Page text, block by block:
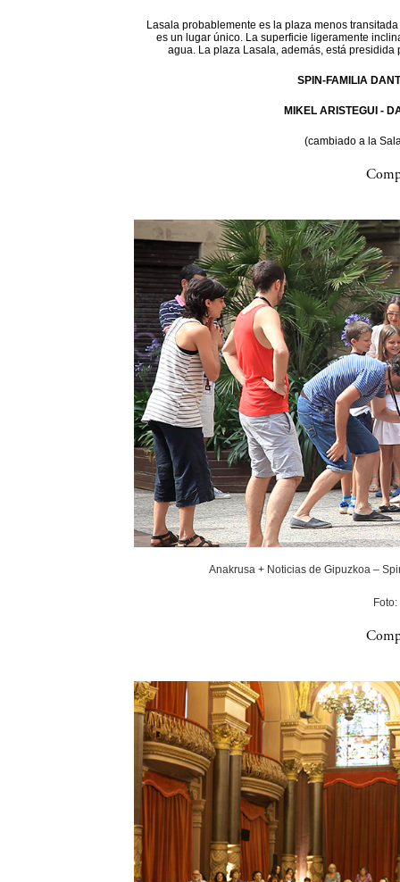
Lasala probablemente es la plaza menos
es un lugar único. La superficie ligeramente
agua. La plaza Lasala, además, está
SPIN-FAMILIA
MIKEL ARISTEGUI -
(cambiado a la
Anakrusa + Noticias de Gipuzkoa –